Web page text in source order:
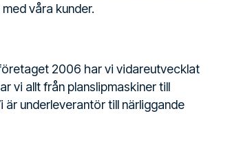
våra kunder.
2006 har vi vidareutvecklat
vi allt från planslipmaskiner till
underleverantör till närliggande